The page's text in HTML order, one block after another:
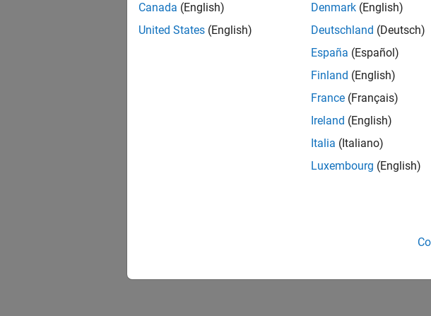
Canada (English)
United States (English)
Denmark (English)
Deutschland (Deutsch)
España (Español)
Finland (English)
France (Français)
Ireland (English)
Italia (Italiano)
Luxembourg (English)